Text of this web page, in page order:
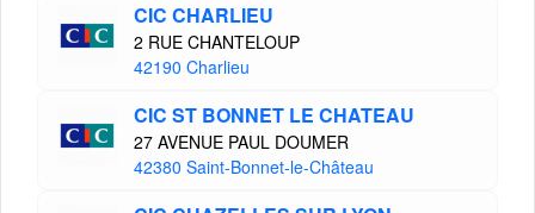
CIC CHARLIEU
2 RUE CHANTELOUP
42190 Charlieu
CIC ST BONNET LE CHATEAU
27 AVENUE PAUL DOUMER
42380 Saint-Bonnet-le-Château